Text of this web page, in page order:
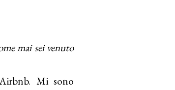
mai sei venuto
Mi sono